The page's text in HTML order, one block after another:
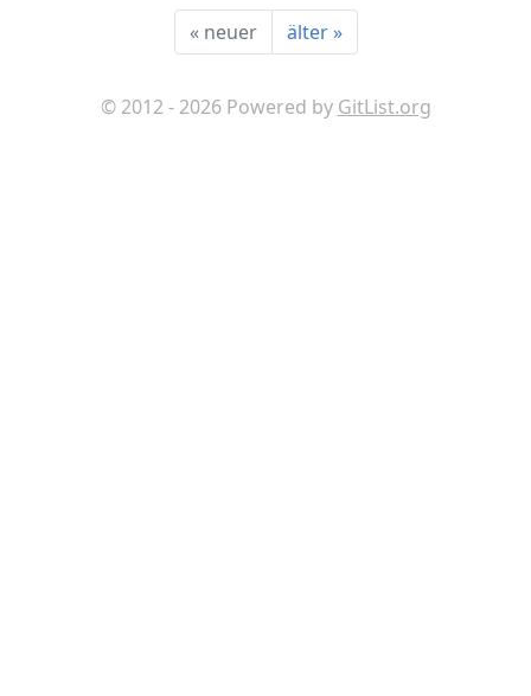
« neuer älter »
© 2012 - 2026 Powered by GitList.org